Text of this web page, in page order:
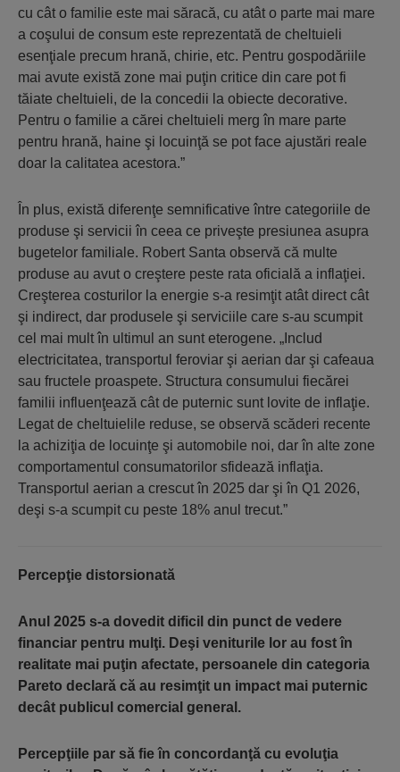
cu cât o familie este mai săracă, cu atât o parte mai mare
a coşului de consum este reprezentată de cheltuieli
esenţiale precum hrană, chirie, etc. Pentru gospodăriile
mai avute există zone mai puţin critice din care pot fi
tăiate cheltuieli, de la concedii la obiecte decorative.
Pentru o familie a cărei cheltuieli merg în mare parte
pentru hrană, haine şi locuinţă se pot face ajustări reale
doar la calitatea acestora.”
În plus, există diferenţe semnificative între categoriile de
produse şi servicii în ceea ce priveşte presiunea asupra
bugetelor familiale. Robert Santa observă că multe
produse au avut o creştere peste rata oficială a inflaţiei.
Creşterea costurilor la energie s-a resimţit atât direct cât
şi indirect, dar produsele şi serviciile care s-au scumpit
cel mai mult în ultimul an sunt eterogene. „Includ
electricitatea, transportul feroviar şi aerian dar şi cafeaua
sau fructele proaspete. Structura consumului fiecărei
familii influenţează cât de puternic sunt lovite de inflaţie.
Legat de cheltuielile reduse, se observă scăderi recente
la achiziţia de locuinţe şi automobile noi, dar în alte zone
comportamentul consumatorilor sfidează inflaţia.
Transportul aerian a crescut în 2025 dar şi în Q1 2026,
deşi s-a scumpit cu peste 18% anul trecut.”
Percepţie distorsionată
Anul 2025 s-a dovedit dificil din punct de vedere
financiar pentru mulţi. Deşi veniturile lor au fost în
realitate mai puţin afectate, persoanele din categoria
Pareto declară că au resimţit un impact mai puternic
decât publicul comercial general.
Percepţiile par să fie în concordanţă cu evoluţia